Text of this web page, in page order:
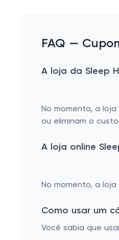
FAQ —
A loja da Sleep
No momento, a
ou eliminam o
A loja online
No momento, a
Como usar um
Você sabia que